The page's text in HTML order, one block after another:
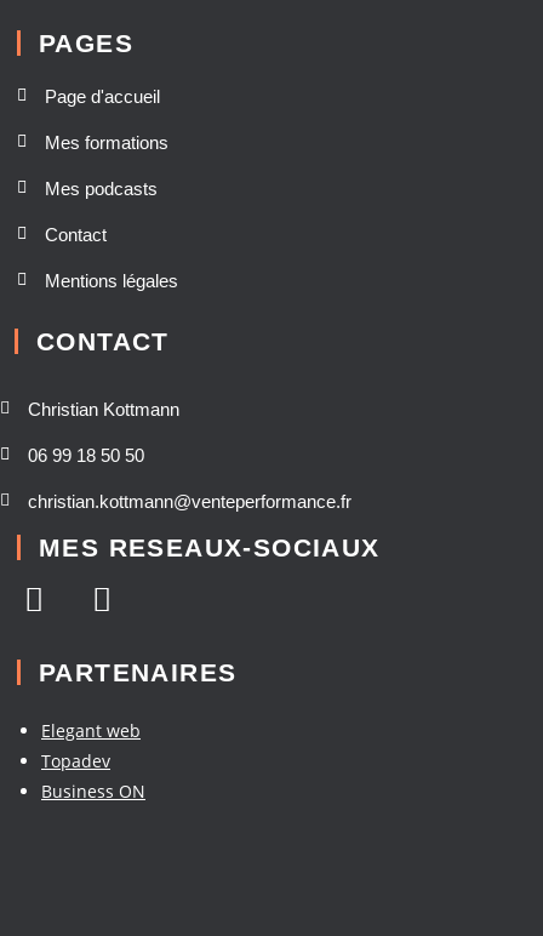
PAGES
Page d'accueil
Mes formations
Mes podcasts
Contact
Mentions légales
CONTACT
Christian Kottmann
06 99 18 50 50
christian.kottmann@venteperformance.fr
MES RESEAUX-SOCIAUX
PARTENAIRES
Elegant web
Topadev
Business ON